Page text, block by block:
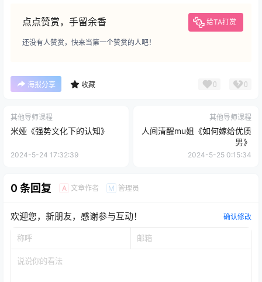
点点赞赏，手留余香 给TA打赏
还没有人赞赏，快来当第一个赞赏的人吧！
海报分享 收藏 0 0
其他导师课程
米娅《强势文化下的认知》
2024-5-24 17:32:39
其他导师课程
人间清醒mu姐《如何嫁给优质
男》
2024-5-25 0:15:34
0 条回复 A 文章作者 M 管理员
欢迎您，新朋友，感谢参与互动！ 确认修改